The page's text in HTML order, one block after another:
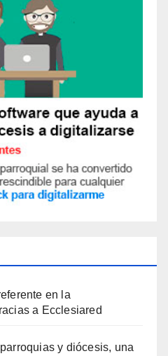
en la
a Ecclesiared
y diócesis, una